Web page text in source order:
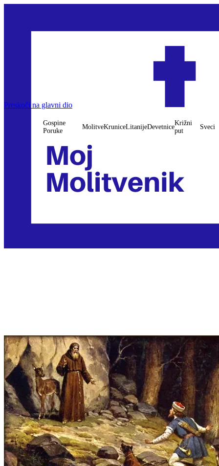
Preskoči na glavni dio
Gospine
Poruke
MolitveKruniceLitanijeDevetnice
Križni
put
Sveci